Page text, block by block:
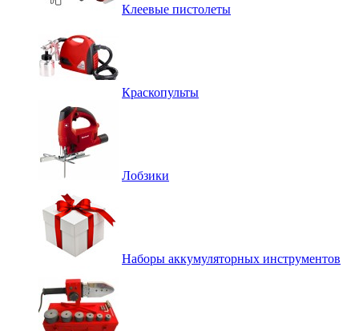
Клеевые пистолеты
Краскопульты
Лобзики
Наборы аккумуляторных инструментов